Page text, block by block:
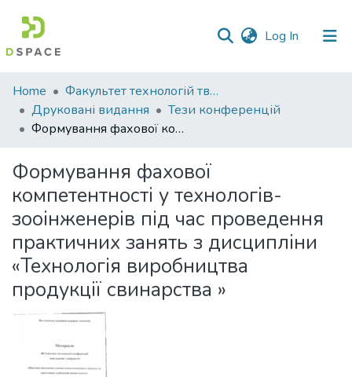
Log In (current)
Communities
&
Collections
Statistics
Home
Факультет технологій тваринництва та продовольства
Друковані видання
Тези конференцій
Формування фахової компетентності у технологів- зооінженерів під час проведення практичних занять з дисципліни «Технологія виробництва продукції свинарства »
Формування фахової
компетентності у технологів-
зооінженерів під час проведення
практичних занять з дисципліни
«Технологія виробництва
продукції свинарства »